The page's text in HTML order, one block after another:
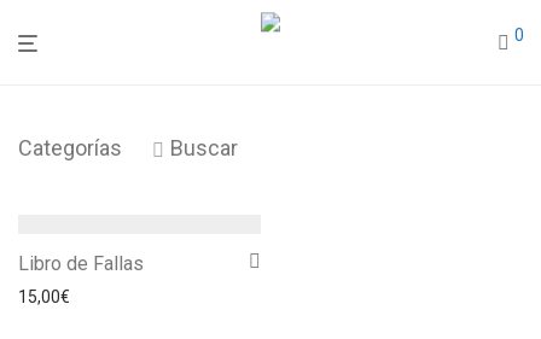
0
Categorías Buscar
Libro de Fallas
15,00€